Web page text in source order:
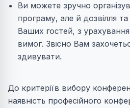
Ви можете зручно
програму, але й дозвілля
Ваших гостей, з
вимог. Звісно Вам
здивувати.
До критеріїв вибору
наявність професійного